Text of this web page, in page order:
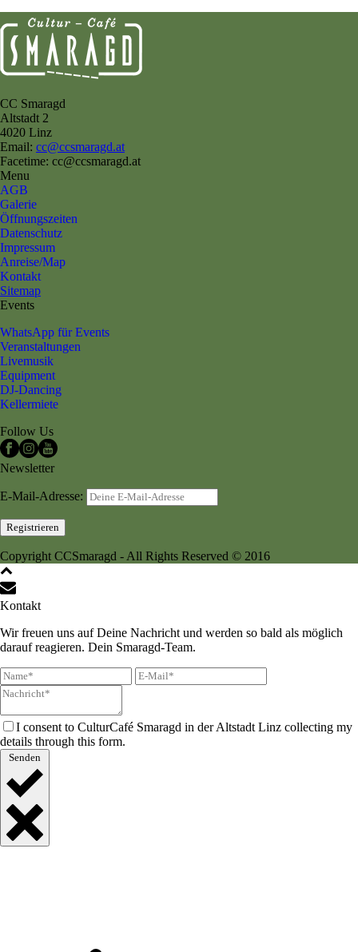
CC Smaragd
Altstadt 2
4020 Linz
Email: cc@ccsmaragd.at
Facetime: cc@ccsmaragd.at
Menu
AGB
Galerie
Öffnungszeiten
Datenschutz
Impressum
Anreise/Map
Kontakt
Sitemap
Events
WhatsApp für Events
Veranstaltungen
Livemusik
Equipment
DJ-Dancing
Kellermiete
Follow Us
Newsletter
E-Mail-Adresse:
Copyright CCSmaragd - All Rights Reserved © 2016
Kontakt
Wir freuen uns auf Deine Nachricht und werden so bald als möglich
darauf reagieren. Dein Smaragd-Team.
I consent to CulturCafé Smaragd in der Altstadt Linz collecting my
details through this form.
Senden